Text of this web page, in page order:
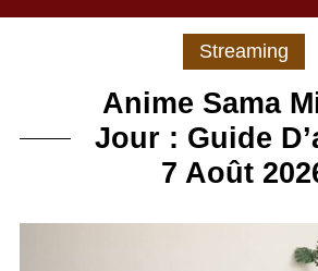
Streaming
Anime Sama
Jour : Guide
7 Août